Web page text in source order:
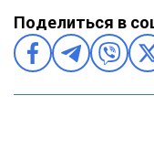
Поделиться в